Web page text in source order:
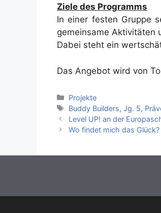
Ziele des Programms
In einer festen Gruppe
gemeinsame Aktivitäten
Dabei steht ein
Das Angebot wird von
Kategorien
Projekte
Schlagwörter
Buddy Builders,Jg. 5,
Level UP! an der
Wo findet mich das Glück?